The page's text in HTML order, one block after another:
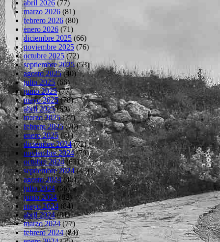
abril 2026 (77)
marzo 2026 (81)
febrero 2026 (80)
enero 2026 (71)
diciembre 2025 (66)
noviembre 2025 (76)
octubre 2025(72)
septiembre 2025(53)
agosto 2025(40)
julio 2025(66)
junio 2025(77)
mayo 2025(78)
abril 2025(69)
marzo 2025(77)
febrero 2025(70)
enero 2025(71)
diciembre 2024(72)
noviembre 2024(70)
octubre 2024(63)
septiembre 2024(43)
agosto 2024(45)
julio 2024(66)
junio 2024 (82)
mayo 2024 (84)
abril 2024(81)
marzo 2024(77)
febrero 2024(84)